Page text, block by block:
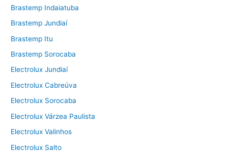
Brastemp Indaiatuba
Brastemp Jundiaí
Brastemp Itu
Brastemp Sorocaba
Electrolux Jundiaí
Electrolux Cabreúva
Electrolux Sorocaba
Electrolux Várzea Paulista
Electrolux Valinhos
Electrolux Salto